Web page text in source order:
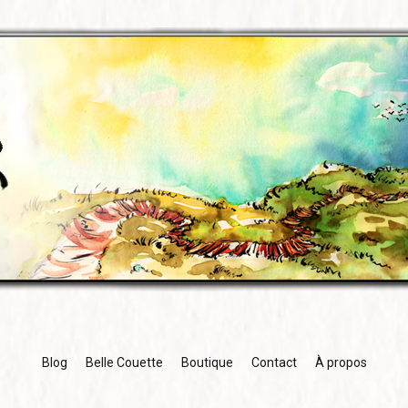
Blog Belle Couette Boutique Contact À propos